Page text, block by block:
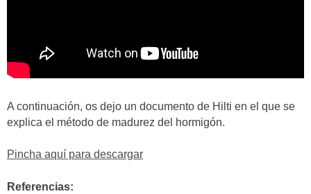
A continuación, os dejo un documento de Hilti en el que se
explica el método de madurez del hormigón.
Pincha aquí para descargar
Referencias: